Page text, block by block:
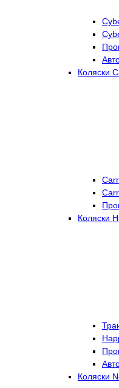
Коляски
Коляски
Коляски